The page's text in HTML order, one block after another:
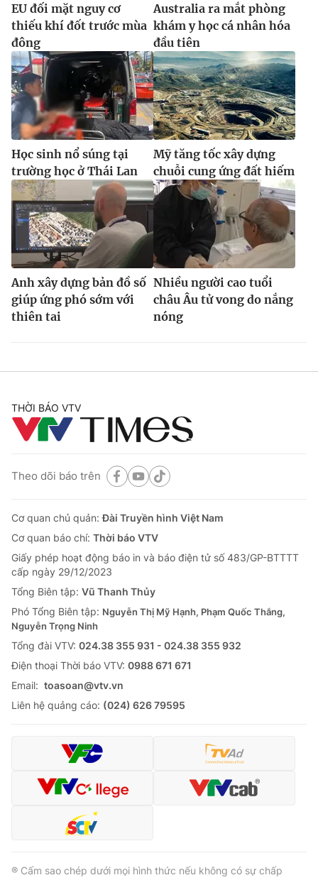
EU đối mặt nguy cơ
thiếu khí đốt trước mùa
đông
Australia ra mắt phòng
khám y học cá nhân hóa
đầu tiên
Học sinh nổ súng tại
trường học ở Thái Lan
Mỹ tăng tốc xây dựng
chuỗi cung ứng đất hiếm
Anh xây dựng bản đồ số
giúp ứng phó sớm với
thiên tai
Nhiều người cao tuổi
châu Âu tử vong do nắng
nóng
THỜI BÁO VTV
Theo dõi báo trên
Cơ quan chủ quản:Đài Truyền hình Việt Nam
Cơ quan báo chí: Thời báo VTV
Giấy phép hoạt động báo in và báo điện tử số 483/GP-BTTTT
cấp ngày 29/12/2023
Tổng Biên tập: Vũ Thanh Thủy
Phó Tổng Biên tập: Nguyễn Thị Mỹ Hạnh, Phạm Quốc Thắng,
Nguyễn Trọng Ninh
Tổng đài VTV: 024.38 355 931 - 024.38 355 932
Ðiện thoại Thời báo VTV: 0988 671 671
Email: toasoan@vtv.vn
Liên hệ quảng cáo: (024) 626 79595
® Cấm sao chép dưới mọi hình thức nếu không có sự chấp